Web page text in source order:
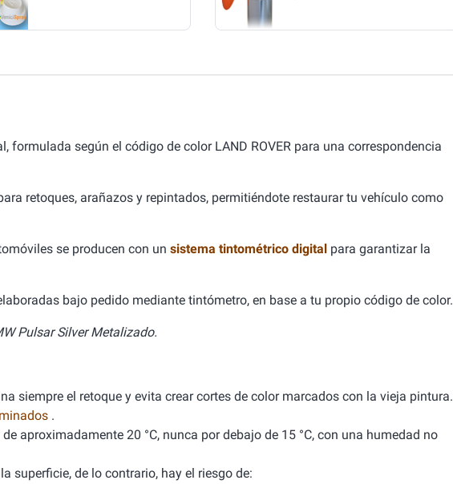
formulada según el código de color LAND ROVER para una correspondencia
retoques, arañazos y repintados, permitiéndote restaurar tu vehículo como
se producen con un sistema tintométrico digital para garantizar la
bajo pedido mediante tintómetro, en base a tu propio código de color.
Pulsar Silver Metalizado.
siempre el retoque y evita crear cortes de color marcados con la vieja pintura.
.
aproximadamente 20 °C, nunca por debajo de 15 °C, con una humedad no
superficie, de lo contrario, hay el riesgo de: